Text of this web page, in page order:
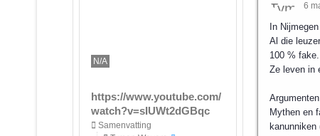
N/A
https://www.youtube.com/
watch?v=sIUWt2dGBqc
Samenvatting
6
In
Al die
100 % fake.
Ze leven in
Mythen en